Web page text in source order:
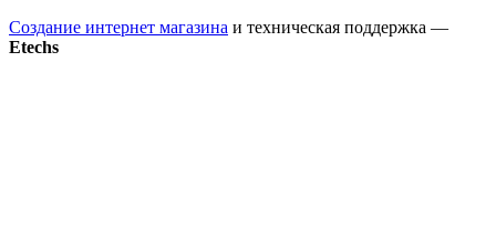
Создание интернет магазина и техническая поддержка —
Etechs